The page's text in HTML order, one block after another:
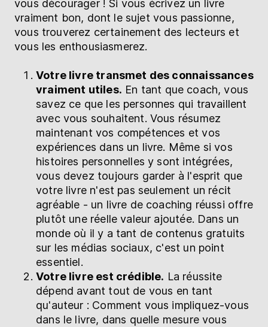
vous décourager ! Si vous écrivez un livre
vraiment bon, dont le sujet vous passionne,
vous trouverez certainement des lecteurs et
vous les enthousiasmerez.
Votre livre transmet des connaissances
vraiment utiles. En tant que coach, vous
savez ce que les personnes qui travaillent
avec vous souhaitent. Vous résumez
maintenant vos compétences et vos
expériences dans un livre. Même si vos
histoires personnelles y sont intégrées,
vous devez toujours garder à l'esprit que
votre livre n'est pas seulement un récit
agréable - un livre de coaching réussi offre
plutôt une réelle valeur ajoutée. Dans un
monde où il y a tant de contenus gratuits
sur les médias sociaux, c'est un point
essentiel.
Votre livre est crédible. La réussite
dépend avant tout de vous en tant
qu'auteur : Comment vous impliquez-vous
dans le livre, dans quelle mesure vous